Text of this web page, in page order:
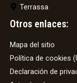
Terrassa
Otros enlaces:
Mapa del sitio
Política de cookies
Declaración de